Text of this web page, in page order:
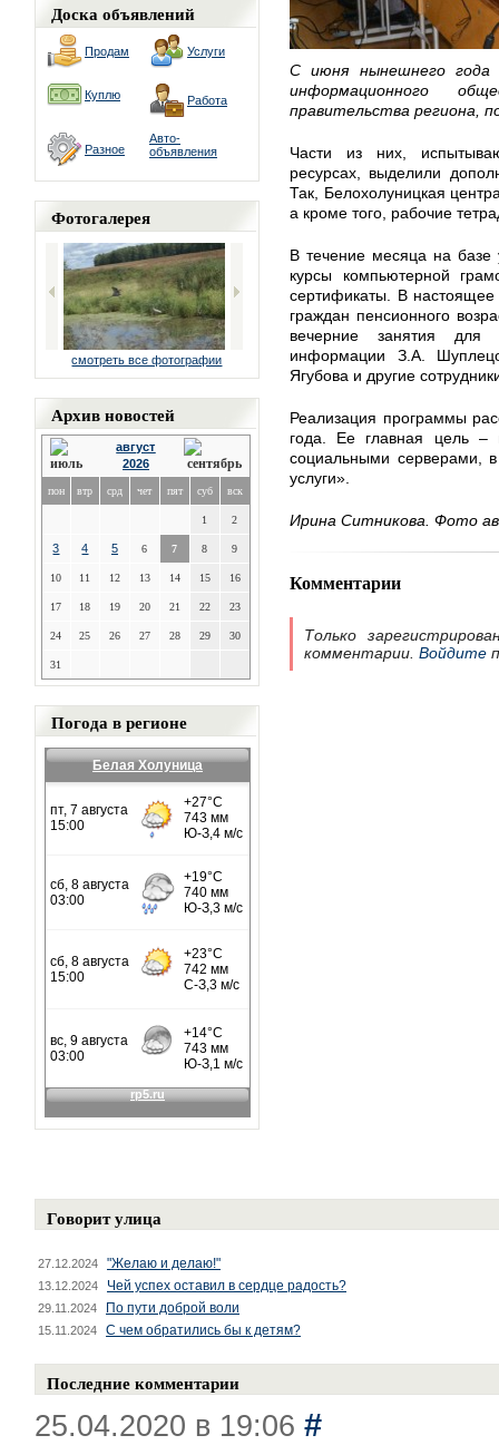
Доска объявлений
Продам Услуги
Куплю Работа
Разное
Авто-
объявления
Фотогалерея
смотреть все фотографии
Архив новостей
август
2026
пон втр срд чет пят суб вск
1 2
3 4 5 6 7 8 9
10 11 12 13 14 15 16
17 18 19 20 21 22 23
24 25 26 27 28 29 30
31
Погода в регионе
Белая Холуница
С июня нынешнего года
информационного
правительства региона,
Части из них,
ресурсах, выделили
Так, Белохолуницкая
а кроме того, рабочие
В течение месяца на базе
курсы компьютерной
сертификаты. В
граждан пенсионного
вечерние занятия для
информации З.А.
Ягубова и другие
Реализация программы
года. Ее главная цель –
социальными серверами,
услуги».
Ирина Ситникова. Фото
Комментарии
Только
комментарии. Войдите
Говорит улица
27.12.2024 "Желаю и делаю!"
13.12.2024 Чей успех оставил в сердце радость?
29.11.2024 По пути доброй воли
15.11.2024 С чем обратились бы к детям?
Последние комментарии
25.04.2020 в 19:06 #